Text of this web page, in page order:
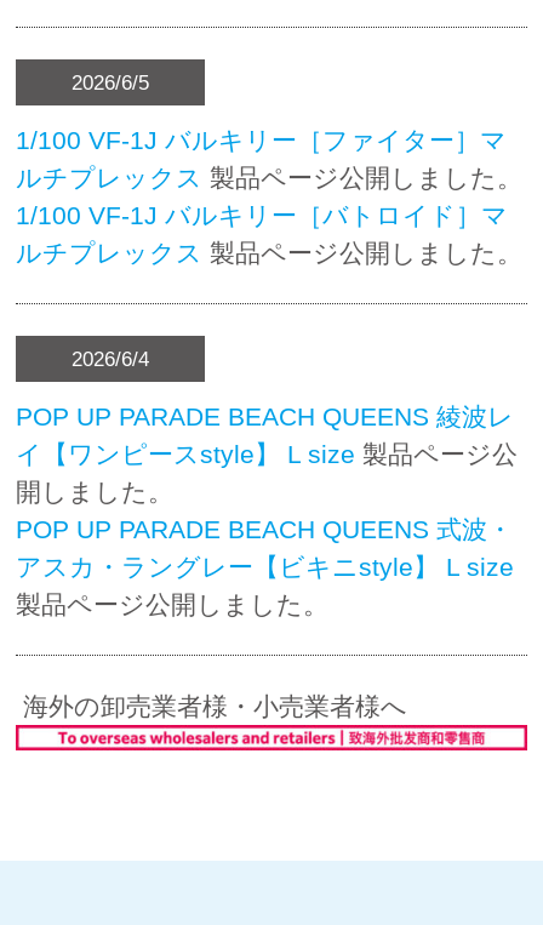
2026/6/5
1/100 VF-1J バルキリー［ファイター］マ
ルチプレックス 製品ページ公開しました。
1/100 VF-1J バルキリー［バトロイド］マ
ルチプレックス 製品ページ公開しました。
2026/6/4
POP UP PARADE BEACH QUEENS 綾波レ
イ【ワンピースstyle】 L size 製品ページ公
開しました。
POP UP PARADE BEACH QUEENS 式波・
アスカ・ラングレー【ビキニstyle】 L size
製品ページ公開しました。
海外の卸売業者様・小売業者様へ